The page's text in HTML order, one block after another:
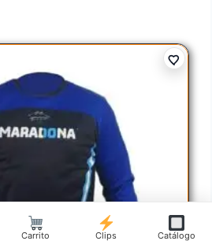
Carrito Clips Catálogo